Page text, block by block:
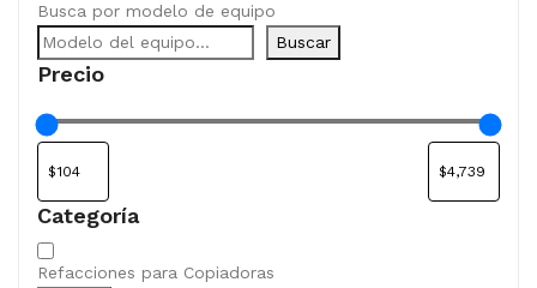
Busca por modelo de equipo
Buscar
Precio
Categoría
Categoría
Refacciones para Copiadoras